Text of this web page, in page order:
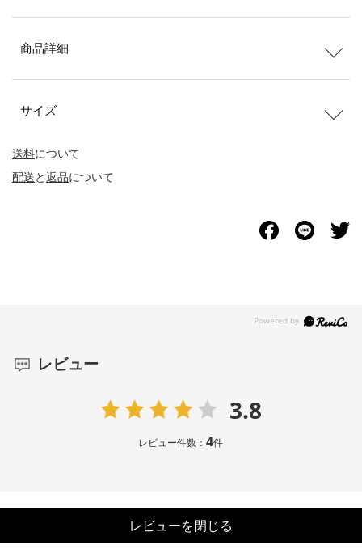
送料について
配送と返品について
商品詳細
サイズ
レビュー
3.8
レビュー件数：4件
レビューを閉じる